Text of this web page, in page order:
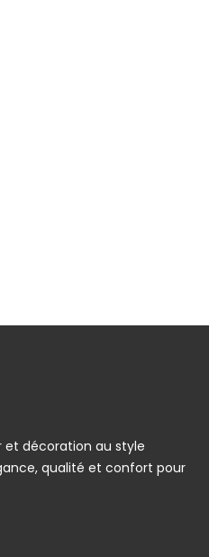
et décoration au style
qualité et confort pour